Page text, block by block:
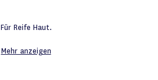
Für Reife Haut.
Mehr anzeigen